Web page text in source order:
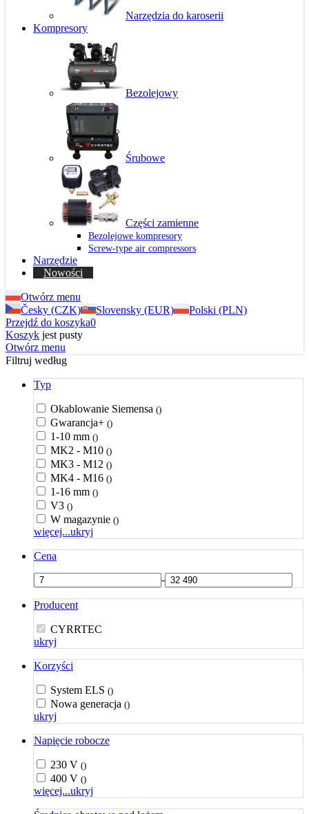
Narzędzia do karoserii
Kompresory
Bezolejowy
Śrubowe
Części zamienne
Bezolejowe kompresory
Screw-type air compressors
Narzędzie
Nowości
Otwórz menu
Česky (CZK)
Slovensky (EUR)
Polski (PLN)
Przejdź do koszyka0
Koszyk jest pusty
Otwórz menu
Filtruj według
Typ
Okablowanie Siemensa ()
Gwarancja+ ()
1-10 mm ()
MK2 - M10 ()
MK3 - M12 ()
MK4 - M16 ()
1-16 mm ()
V3 ()
W magazynie ()
więcej...ukryj
Cena
-
Producent
CYRRTEC
ukryj
Korzyści
System ELS ()
Nowa generacja ()
ukryj
Napięcie robocze
230 V ()
400 V ()
więcej...ukryj